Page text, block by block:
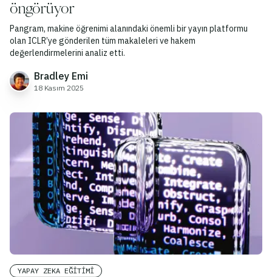
öngörüyor
Pangram, makine öğrenimi alanındaki önemli bir yayın platformu
olan ICLR’ye gönderilen tüm makaleleri ve hakem
değerlendirmelerini analiz etti.
Bradley Emi
18 Kasım 2025
YAPAY ZEKA EĞITIMI